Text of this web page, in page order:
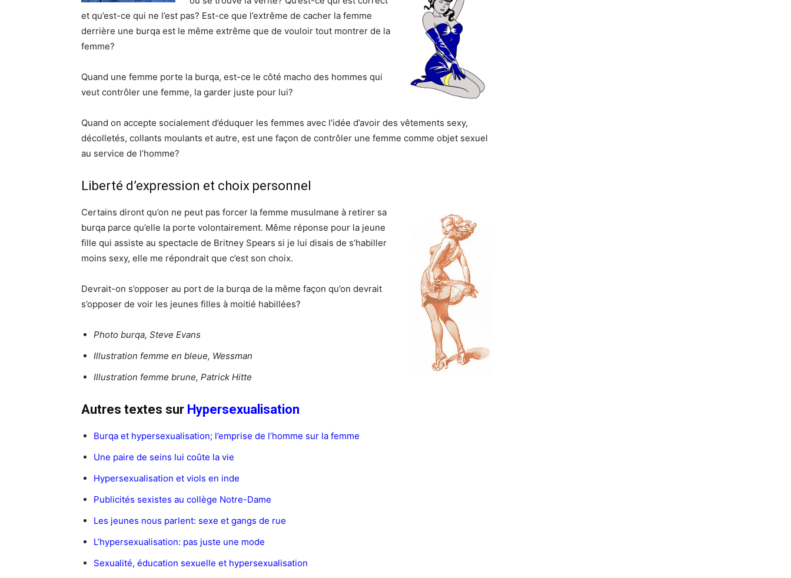
et qu’est-ce qui ne l’est pas? Est-ce que l’extrême de cacher la femme
derrière une burqa est le même extrême que de vouloir tout montrer de la
femme?
Quand une femme porte la burqa, est-ce le côté macho des hommes qui
veut contrôler une femme, la garder juste pour lui?
Quand on accepte socialement d’éduquer les femmes avec l’idée d’avoir des vêtements sexy,
décolletés, collants moulants et autre, est une façon de contrôler une femme comme objet sexuel
au service de l’homme?
Liberté d’expression et choix personnel
Certains diront qu’on ne peut pas forcer la femme musulmane à retirer sa
burqa parce qu’elle la porte volontairement. Même réponse pour la jeune
fille qui assiste au spectacle de Britney Spears si je lui disais de s’habiller
moins sexy, elle me répondrait que c’est son choix.
Devrait-on s’opposer au port de la burqa de la même façon qu’on devrait
s’opposer de voir les jeunes filles à moitié habillées?
Photo burqa, Steve Evans
Illustration femme en bleue, Wessman
Illustration femme brune, Patrick Hitte
Autres textes sur Hypersexualisation
Burqa et hypersexualisation; l’emprise de l’homme sur la femme
Une paire de seins lui coûte la vie
Hypersexualisation et viols en inde
Publicités sexistes au collège Notre-Dame
Les jeunes nous parlent: sexe et gangs de rue
L’hypersexualisation: pas juste une mode
Sexualité, éducation sexuelle et hypersexualisation